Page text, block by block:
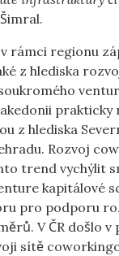
rámci regionu
z hlediska
prakticky
z hlediska
Rozvoj
trend vychýlit
kapitálové
pro podporu
V ČR došlo v
sítě